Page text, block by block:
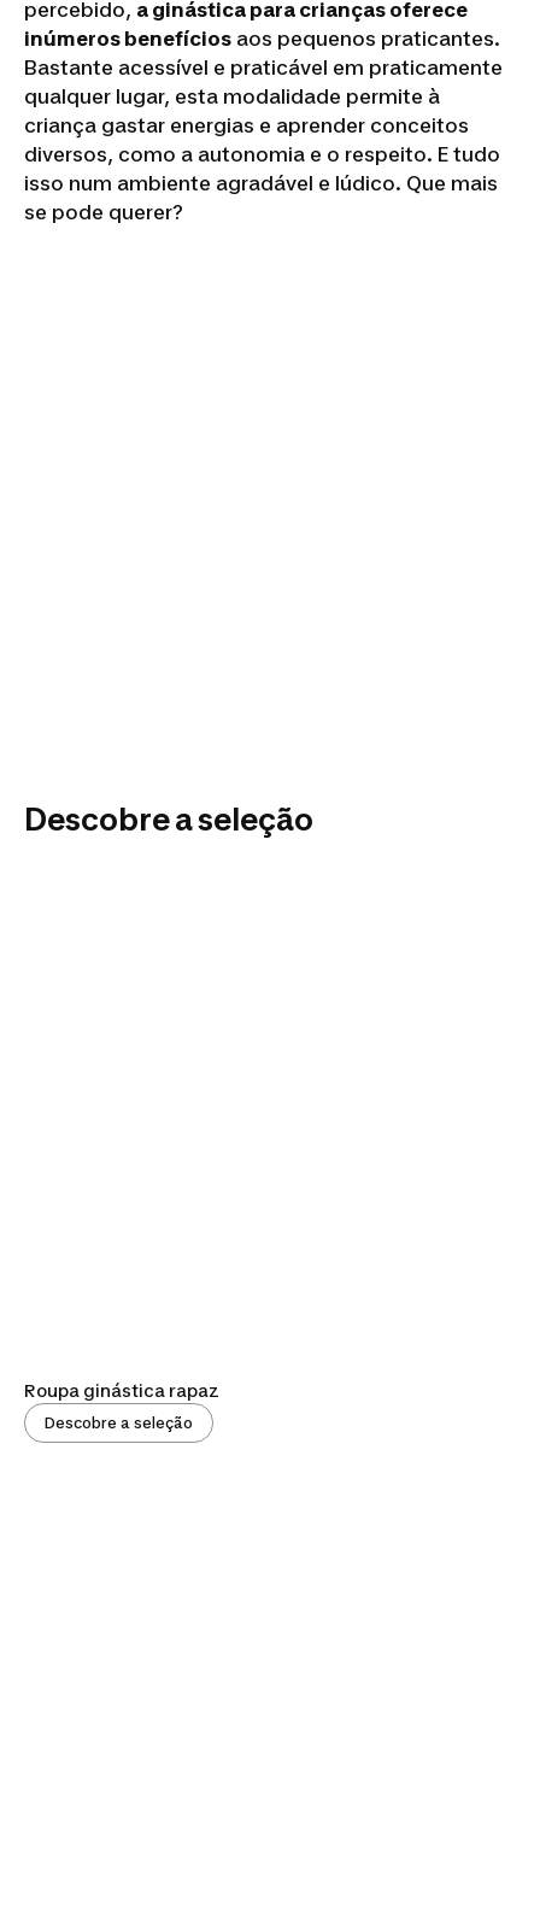
percebido, a ginástica para crianças oferece
inúmeros benefícios aos pequenos praticantes.
Bastante acessível e praticável em praticamente
qualquer lugar, esta modalidade permite à
criança gastar energias e aprender conceitos
diversos, como a autonomia e o respeito. E tudo
isso num ambiente agradável e lúdico. Que mais
se pode querer?
Descobre a seleção
Roupa ginástica rapaz
Descobre a seleção